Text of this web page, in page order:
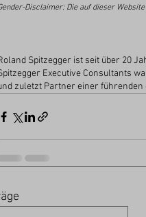
Disclaimer: Die auf dieser
Spitzegger ist seit über 20
Executive Consultants
zuletzt Partner einer